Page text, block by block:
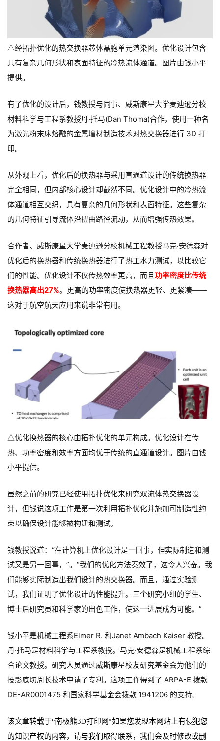
△经拓扑优化的热交换器芯体晶胞单元渲染图。优化设计包含
具有复杂几何形状和表面特征的冷热流体通道。图片由钱小平
提供。
有了优化的设计后，钱教授与同事、威斯康星大学麦迪逊分校
材料科学与工程系教授丹·托马(Dan Thoma)合作，使用一种名
为激光粉末床熔融的金属增材制造技术对热交换器进行 3D 打
印。
从外观上看，优化后的换热器与采用直通道设计的传统换热器
完全相同，但内部核心设计却截然不同。优化设计中的冷热流
体通道相互交织，具有复杂的几何形状和表面特征。这些复杂
的几何特征引导流体沿扭曲路径流动，从而增强传热效果。
合作者、威斯康星大学麦迪逊分校机械工程教授马克·安德森对
优化后的换热器和传统换热器进行了热工水力测试，以比较它
们的性能。优化设计不仅传热效率更高，而且功率密度比传统
换热器高出27%。更高的功率密度使换热器更轻、更紧凑——
这对于航空航天应用来说非常有用。
△优化换热器的核心由拓扑优化的单元构成。优化设计在传
热、功率密度和效率方面均优于传统的直通道设计。图片由钱
小平提供。
虽然之前的研究已经使用拓扑优化来研究双流体热交换器设
计，但钱说这项工作是第一次利用拓扑优化并施加可制造性约
束以确保设计能够被构建和测试。
钱教授说道：“在计算机上优化设计是一回事，但实际制造和测
试又是另一回事，”。“我们的优化方法奏效了，这令人兴奋。我
们能够实际制造出我们设计的热交换器。而且，通过实验测
试，我们证明了优化设计的性能提升。三个研究小组的学生、
博士后研究员和科学家的出色工作，使这一进展成为可能。”
钱小平是机械工程系Elmer R. 和Janet Ambach Kaiser 教授。
丹·托马是材料科学与工程系教授。马克·安德森是机械工程系综
合论文教授。研究人员通过威斯康星校友研究基金会为他们的
投影底切周长技术申请了专利。这项工作得到了 ARPA-E 拨款
DE-AR0001475 和国家科学基金会拨款 1941206 的支持。
该文章转载于“南极熊3D打印网”如果您发现本网站上有侵犯您
的知识产权的内容，请与我们取得联系，我们会及时修改或删